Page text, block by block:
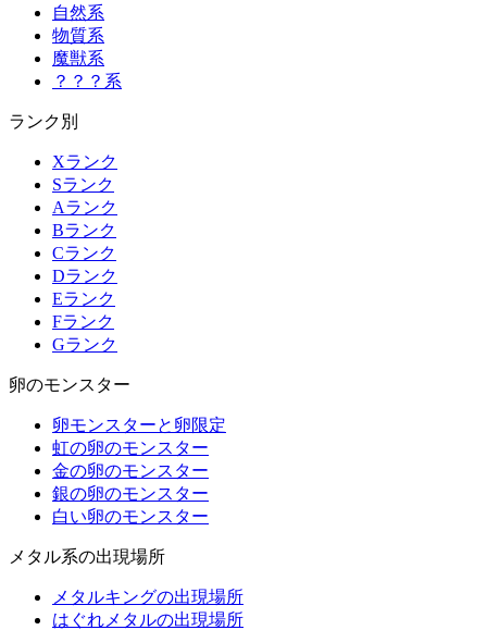
自然系
物質系
魔獣系
？？？系
ランク別
Xランク
Sランク
Aランク
Bランク
Cランク
Dランク
Eランク
Fランク
Gランク
卵のモンスター
卵モンスターと卵限定
虹の卵のモンスター
金の卵のモンスター
銀の卵のモンスター
白い卵のモンスター
メタル系の出現場所
メタルキングの出現場所
はぐれメタルの出現場所